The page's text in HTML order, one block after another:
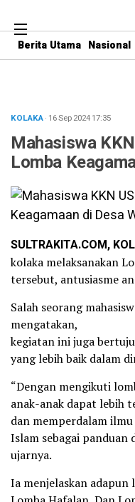
Berita Utama Nasional
KOLAKA· 16 Sep 202417:35
Mahasiswa
Lomba
SULTRAKITA.COM,
kolaka melaksanakan
tersebut, antusiasme
Salah seorang
mengatakan,
kegiatan ini juga
yang lebih baik dalam
“Dengan mengikuti
anak-anak dapat lebih
dan memperdalam
Islam sebagai panduan
ujarnya.
Ia menjelaskan adapun